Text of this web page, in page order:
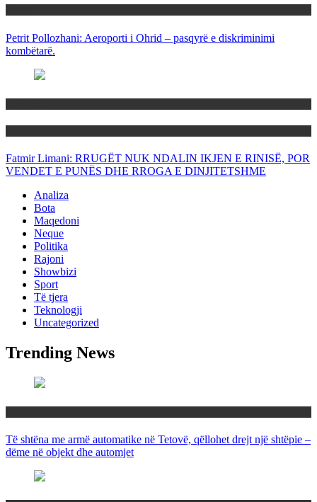
Petrit Pollozhani: Aeroporti i Ohrid – pasqyrë e diskriminimi
kombëtarë.
Fatmir Limani: RRUGËT NUK NDALIN IKJEN E RINISË, POR
VENDET E PUNËS DHE RROGA E DINJITETSHME
Analiza
Bota
Maqedoni
Neque
Politika
Rajoni
Showbizi
Sport
Të tjera
Teknologji
Uncategorized
Trending News
Të shtëna me armë automatike në Tetovë, qëllohet drejt një shtëpie –
dëme në objekt dhe automjet